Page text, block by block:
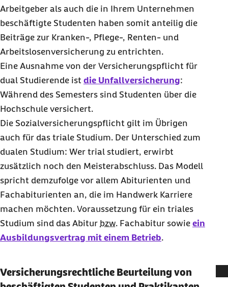
Arbeitgeber als auch die in Ihrem Unternehmen
beschäftigte Studenten haben somit anteilig die
Beiträge zur Kranken-, Pflege-, Renten- und
Arbeitslosenversicherung zu entrichten.
Eine Ausnahme von der Versicherungspflicht für
dual Studierende ist die Unfallversicherung:
Während des Semesters sind Studenten über die
Hochschule versichert.
Die Sozialversicherungspflicht gilt im Übrigen
auch für das triale Studium. Der Unterschied zum
dualen Studium: Wer trial studiert, erwirbt
zusätzlich noch den Meisterabschluss. Das Modell
spricht demzufolge vor allem Abiturienten und
Fachabiturienten an, die im Handwerk Karriere
machen möchten. Voraussetzung für ein triales
Studium sind das Abitur bzw. Fachabitur sowie ein
Ausbildungsvertrag mit einem Betrieb.
Versicherungsrechtliche Beurteilung von